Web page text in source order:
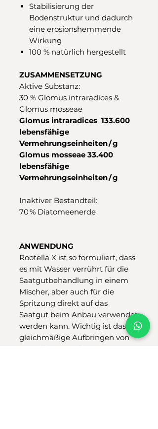
Stabilisierung der
Bodenstruktur und dadurch
eine erosionshemmende
Wirkung
100 % natürlich hergestellt
ZUSAMMENSETZUNG
Aktive Substanz:
30 % Glomus intraradices &
Glomus mosseae
Glomus intraradices 133.600
lebensfähige
Vermehrungseinheiten / g
Glomus mosseae 33.400
lebensfähige
Vermehrungseinheiten / g
Inaktiver Bestandteil:
70 % Diatomeenerde
ANWENDUNG
Rootella X ist so formuliert, dass
es mit Wasser verrührt für die
Saatgutbehandlung in einem
Mischer, aber auch für die
Spritzung direkt auf das
Saatgut beim Anbau verwendet
werden kann. Wichtig ist das
gleichmäßige Aufbringen von
Rootella X am Pflanzensamen,